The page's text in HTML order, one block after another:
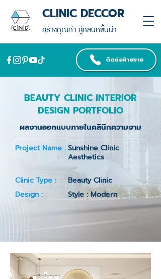
สร้างคุณค่า สู่คลินิกชั้นนำ
CLINIC DECCOR
ติดต่อฝ่ายขาย
BEAUTY CLINIC INTERIOR
DESIGN PORTFOLIO
ผลงานออกแบบภายในคลินิกความงาม
Project Name :Sunshine Clinic
Aesthetics
Clinic Type :
Beauty Clinic
Design :
Style : Modern